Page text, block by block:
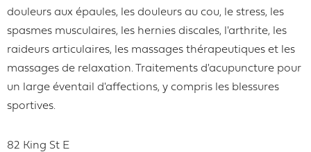
douleurs aux épaules, les douleurs au cou, le stress, les
spasmes musculaires, les hernies discales, l'arthrite, les
raideurs articulaires, les massages thérapeutiques et les
massages de relaxation. Traitements d'acupuncture pour
un large éventail d'affections, y compris les blessures
sportives.
82 King St E